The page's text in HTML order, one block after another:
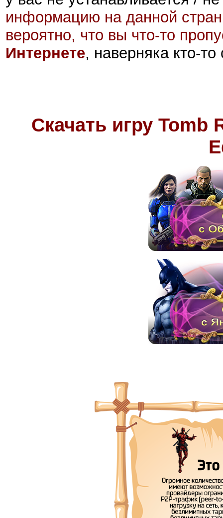
информацию на данной
вероятно, что вы что-то
Интернете, наверняка кто-
Скачать игру Tomb